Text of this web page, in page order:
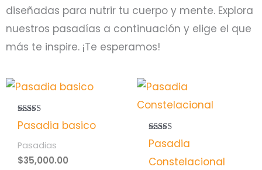
diseñadas para nutrir tu cuerpo y mente. Explora
nuestros pasadías a continuación y elige el que
más te inspire. ¡Te esperamos!
Valorado
en
de 5
Pasadia basico
Pasadias
$35,000.00
Valorado
en
4.33
de 5
Pasadia
Constelacional